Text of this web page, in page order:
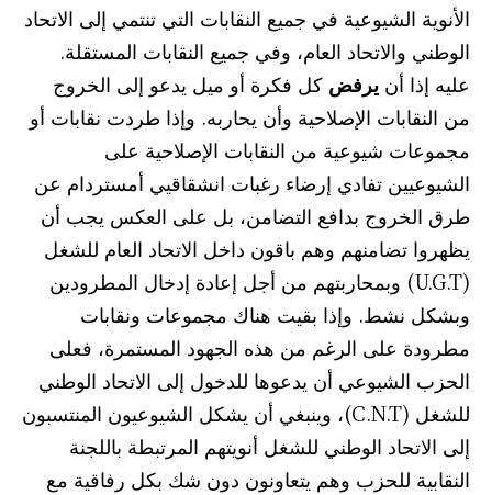
الأنوية الشيوعية في جميع النقابات التي تنتمي إلى الاتحاد
الوطني والاتحاد العام، وفي جميع النقابات المستقلة.
عليه إذا أن يرفض كل فكرة أو ميل يدعو إلى الخروج
من النقابات الإصلاحية وأن يحاربه. وإذا طردت نقابات أو
مجموعات شيوعية من النقابات الإصلاحية على
الشيوعيين تفادي إرضاء رغبات انشقاقيي أمستردام عن
طرق الخروج بدافع التضامن، بل على العكس يجب أن
يظهروا تضامنهم وهم باقون داخل الاتحاد العام للشغل
(U.G.T) وبمحاربتهم من أجل إعادة إدخال المطرودين
وبشكل نشط. وإذا بقيت هناك مجموعات ونقابات
مطرودة على الرغم من هذه الجهود المستمرة، فعلى
الحزب الشيوعي أن يدعوها للدخول إلى الاتحاد الوطني
للشغل (C.N.T)، وينبغي أن يشكل الشيوعيون المنتسبون
إلى الاتحاد الوطني للشغل أنويتهم المرتبطة باللجنة
النقابية للحزب وهم يتعاونون دون شك بكل رفاقية مع